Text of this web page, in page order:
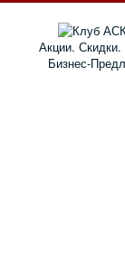
Акции.
Бизнес-